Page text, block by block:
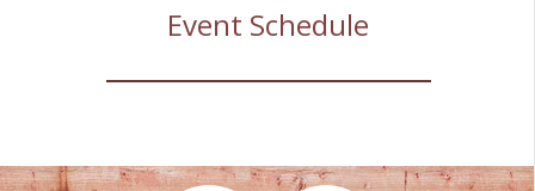
Event Schedule